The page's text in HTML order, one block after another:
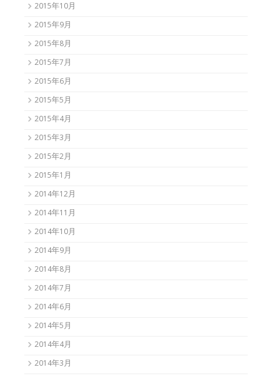
2015年10月
2015年9月
2015年8月
2015年7月
2015年6月
2015年5月
2015年4月
2015年3月
2015年2月
2015年1月
2014年12月
2014年11月
2014年10月
2014年9月
2014年8月
2014年7月
2014年6月
2014年5月
2014年4月
2014年3月